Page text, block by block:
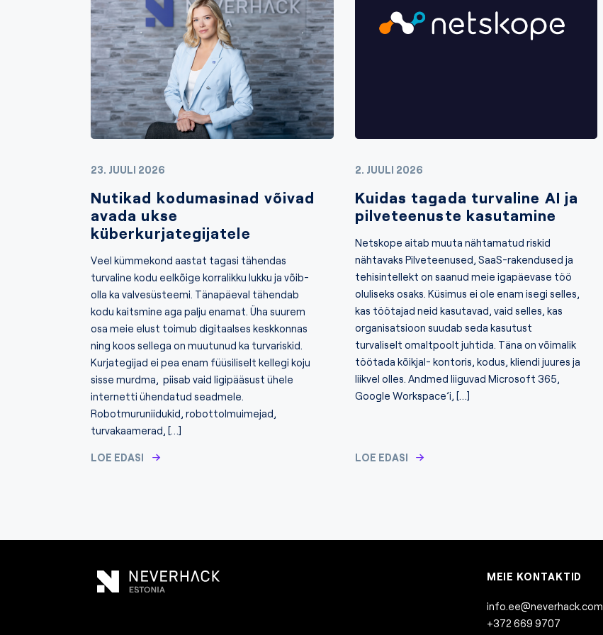
23. JUULI 2026
Nutikad kodumasinad võivad
avada ukse
küberkurjategijatele
Veel kümmekond aastat tagasi tähendas
turvaline kodu eelkõige korralikku lukku ja võib-
olla ka valvesüsteemi. Tänapäeval tähendab
kodu kaitsmine aga palju enamat. Üha suurem
osa meie elust toimub digitaalses keskkonnas
ning koos sellega on muutunud ka turvariskid.
Kurjategijad ei pea enam füüsiliselt kellegi koju
sisse murdma, piisab vaid ligipääsust ühele
internetti ühendatud seadmele.
Robotmuruniidukid, robottolmuimejad,
turvakaamerad, […]
LOE EDASI
2. JUULI 2026
Kuidas tagada turvaline AI ja
pilveteenuste kasutamine
Netskope aitab muuta nähtamatud riskid
nähtavaks Pilveteenused, SaaS-rakendused ja
tehisintellekt on saanud meie igapäevase töö
oluliseks osaks. Küsimus ei ole enam isegi selles,
kas töötajad neid kasutavad, vaid selles, kas
organisatsioon suudab seda kasutust
turvaliselt omaltpoolt juhtida. Täna on võimalik
töötada kõikjal- kontoris, kodus, kliendi juures ja
liikvel olles. Andmed liiguvad Microsoft 365,
Google Workspace’i, […]
LOE EDASI
MEIE KONTAKTID
info.ee@neverhack.com
+372 669 9707